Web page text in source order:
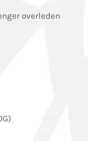
overleden